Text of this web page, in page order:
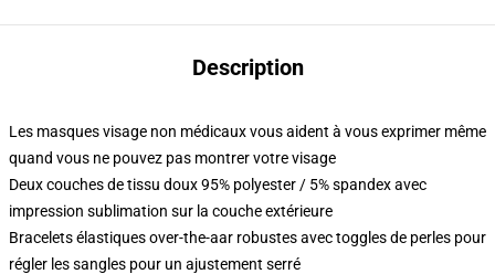
Description
Les masques visage non médicaux vous aident à vous exprimer même
quand vous ne pouvez pas montrer votre visage
Deux couches de tissu doux 95% polyester / 5% spandex avec
impression sublimation sur la couche extérieure
Bracelets élastiques over-the-aar robustes avec toggles de perles pour
régler les sangles pour un ajustement serré